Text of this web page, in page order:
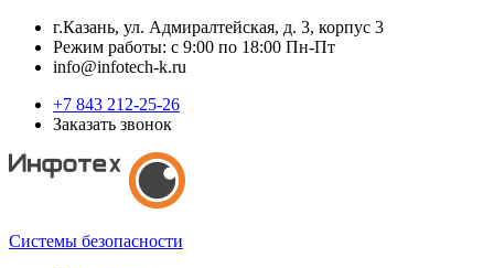
г.Казань, ул. Адмиралтейская, д. 3, корпус 3
Режим работы: с 9:00 по 18:00 Пн-Пт
info@infotech-k.ru
+7 843 212-25-26
Заказать звонок
Системы безопасности